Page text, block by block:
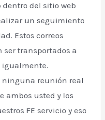
del sitio web
un seguimiento
Estos correos
ser transportados a
igualmente.
ninguna reunión real
ambos usted y los
FE servicio y eso